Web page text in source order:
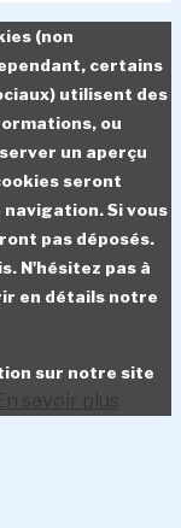
(non
certains
utilisent des
ou
un aperçu
seront
Si vous
pas déposés.
N'hésitez pas à
en détails notre
sur notre site